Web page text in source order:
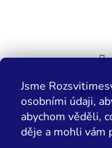
Jsme
osobními údaji,
abychom věděli,
děje a mohli vám